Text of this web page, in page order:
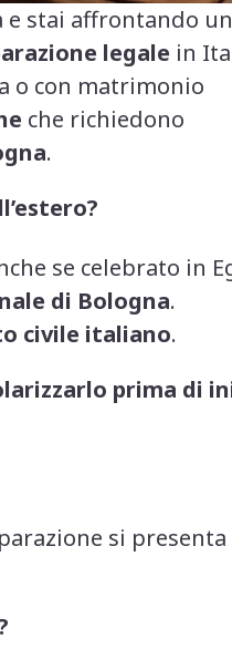
e stai affrontando
legale in
o con matrimonio
che richiedono
.
se celebrato in
di Bologna.
civile italiano.
prima di
si presenta